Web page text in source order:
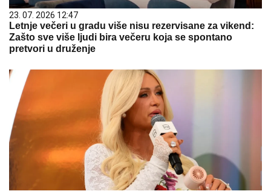
23. 07. 2026 12:47
Letnje večeri u gradu više nisu rezervisane za vikend:
Zašto sve više ljudi bira večeru koja se spontano
pretvori u druženje